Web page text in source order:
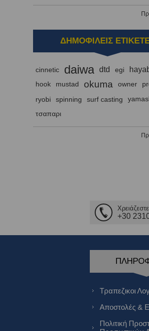
ΔΗΜΟΦΙΛΕΙΣ
cinnetic daiwa dtd egi
hook mustad okuma owner
ryobi spinning surf casting
τσαπαρι
+30
Τραπεζικοι
Αποστολές &
Πολιτική